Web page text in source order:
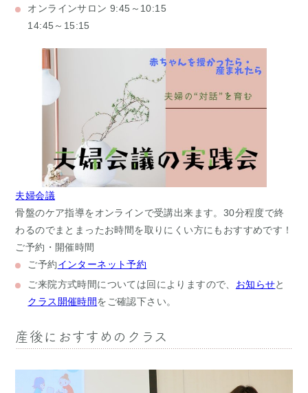
オンラインサロン 9:45～10:15
14:45～15:15
夫婦会議
骨盤のケア指導をオンラインで受講出来ます。30分程度で終
わるのでまとまったお時間を取りにくい方にもおすすめです！
ご予約・開催時間
ご予約インターネット予約
ご来院方式時間については回によりますので、 お知らせと
クラス開催時間をご確認下さい。
産後におすすめのクラス